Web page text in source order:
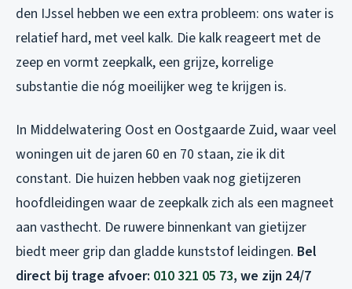
den IJssel hebben we een extra probleem: ons water is
relatief hard, met veel kalk. Die kalk reageert met de
zeep en vormt zeepkalk, een grijze, korrelige
substantie die nóg moeilijker weg te krijgen is.
In Middelwatering Oost en Oostgaarde Zuid, waar veel
woningen uit de jaren 60 en 70 staan, zie ik dit
constant. Die huizen hebben vaak nog gietijzeren
hoofdleidingen waar de zeepkalk zich als een magneet
aan vasthecht. De ruwere binnenkant van gietijzer
biedt meer grip dan gladde kunststof leidingen. Bel
direct bij trage afvoer: 010 321 05 73, we zijn 24/7